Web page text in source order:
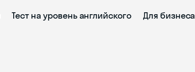
Тест на уровень английского Для бизнеса